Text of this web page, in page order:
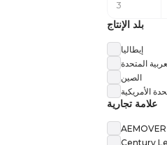
بلد الإنتاج
إيطاليا
المتحدة
الصين
الأمريكية
علامة تجارية
AEMOVER
Century